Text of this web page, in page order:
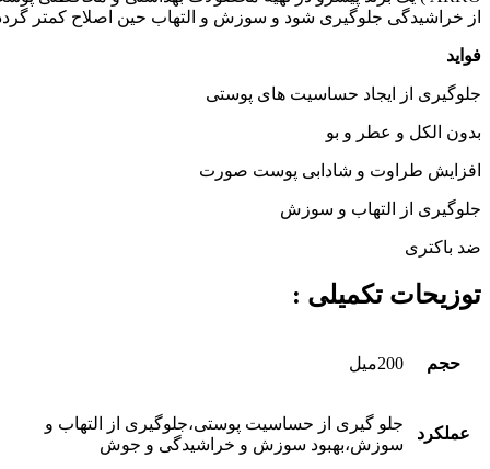
از خراشیدگی جلوگیری شود و سوزش و التهاب حین اصلاح کمتر
فواید
جلوگیری از ایجاد حساسیت های پوستی
بدون الکل و عطر و بو
افزایش طراوت و شادابی پوست صورت
جلوگیری از التهاب و سوزش
ضد باکتری
توزیحات تکمیلی :
حجم 200میل
عملکرد
جلو گیری از حساسیت پوستی،جلوگیری از التهاب و
سوزش،بهبود سوزش و خراشیدگی و جوش